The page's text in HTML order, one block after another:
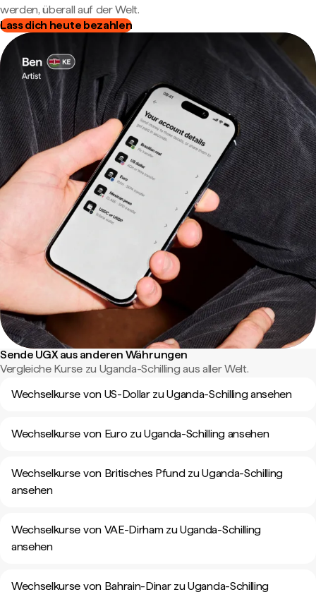
werden, überall auf der Welt.
Lass dich heute bezahlen
Sende UGX aus anderen Währungen
Vergleiche Kurse zu Uganda-Schilling aus aller Welt.
Wechselkurse von US-Dollar zu Uganda-Schilling ansehen
Wechselkurse von Euro zu Uganda-Schilling ansehen
Wechselkurse von Britisches Pfund zu Uganda-Schilling
ansehen
Wechselkurse von VAE-Dirham zu Uganda-Schilling
ansehen
Wechselkurse von Bahrain-Dinar zu Uganda-Schilling